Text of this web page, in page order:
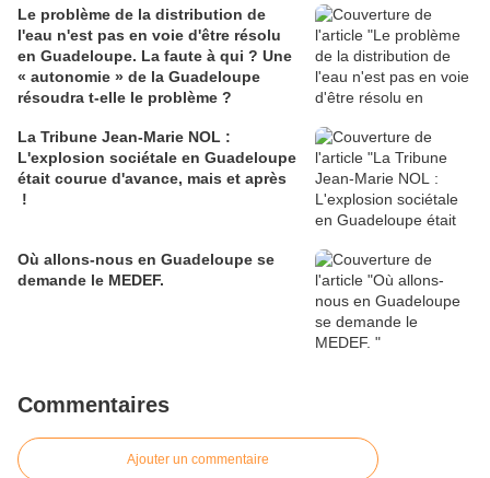
Le problème de la distribution de
l'eau n'est pas en voie d'être résolu
en Guadeloupe. La faute à qui ? Une
« autonomie » de la Guadeloupe
résoudra t-elle le problème ?
La Tribune Jean-Marie NOL :
L'explosion sociétale en Guadeloupe
était courue d'avance, mais et après
!
Où allons-nous en Guadeloupe se
demande le MEDEF.
Commentaires
Ajouter un commentaire